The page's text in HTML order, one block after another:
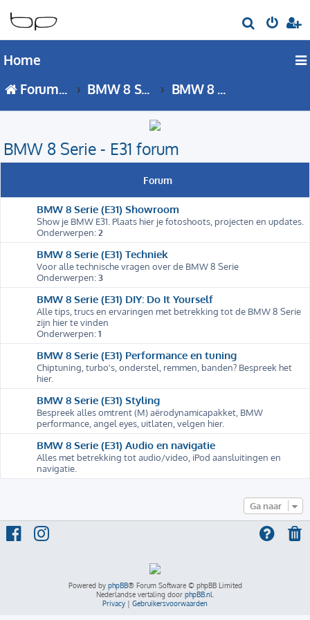
o
Home
Forumoverzicht
BMW 8 Serie BMW 8 Serie - E31 forum
BMW 8 Serie - E31 forum
Forum
BMW 8 Serie (E31) Showroom
Show je BMW E31. Plaats hier je fotoshoots, projecten en updates.
Onderwerpen:2
BMW 8 Serie (E31) Techniek
Voor alle technische vragen over de BMW 8 Serie
Onderwerpen:3
BMW 8 Serie (E31) DIY: Do It Yourself
Alle tips, trucs en ervaringen met betrekking tot de BMW 8 Serie
zijn hier te vinden
Onderwerpen:1
BMW 8 Serie (E31) Performance en tuning
Chiptuning, turbo's, onderstel, remmen, banden? Bespreek het
hier.
BMW 8 Serie (E31) Styling
Bespreek alles omtrent (M) aërodynamicapakket, BMW
performance, angel eyes, uitlaten, velgen hier.
BMW 8 Serie (E31) Audio en navigatie
Alles met betrekking tot audio/video, iPod aansluitingen en
navigatie.
Ga naar
Powered by phpBB® Forum Software © phpBB Limited
Nederlandse vertaling door phpBB.nl
Privacy | Gebruikersvoorwaarden